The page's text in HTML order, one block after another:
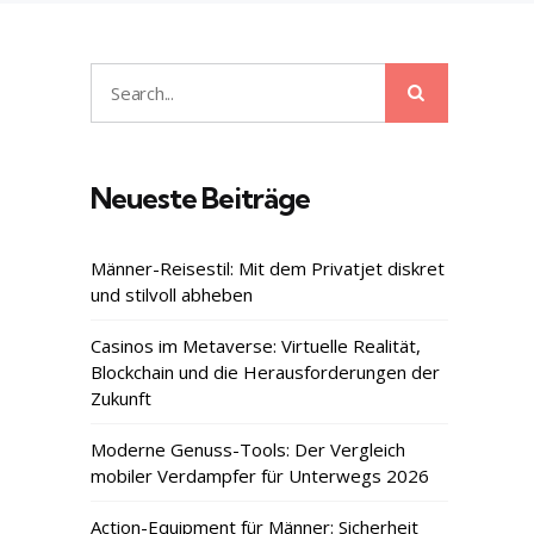
Search
for:
Neueste Beiträge
Männer-Reisestil: Mit dem Privatjet diskret
und stilvoll abheben
Casinos im Metaverse: Virtuelle Realität,
Blockchain und die Herausforderungen der
Zukunft
Moderne Genuss-Tools: Der Vergleich
mobiler Verdampfer für Unterwegs 2026
Action-Equipment für Männer: Sicherheit